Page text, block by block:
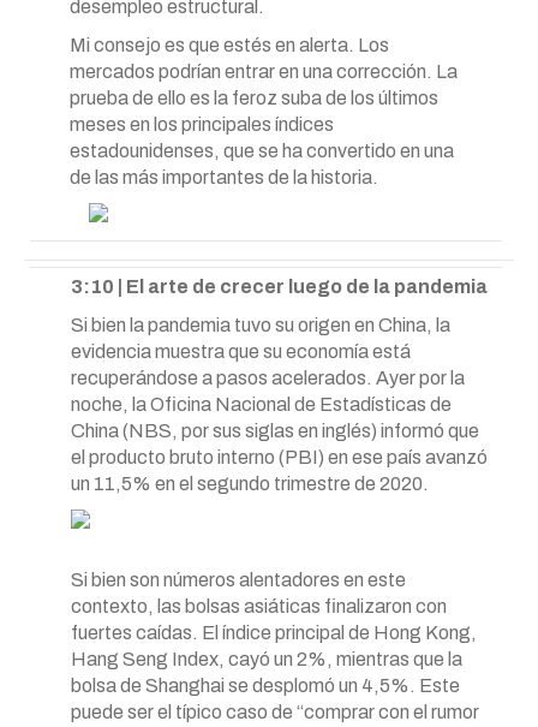
desempleo estructural.
Mi consejo es que estés en alerta. Los
mercados podrían entrar en una corrección. La
prueba de ello es la feroz suba de los últimos
meses en los principales índices
estadounidenses, que se ha convertido en una
de las más importantes de la historia.
3:10 | El arte de crecer luego de la pandemia
Si bien la pandemia tuvo su origen en China, la
evidencia muestra que su economía está
recuperándose a pasos acelerados. Ayer por la
noche, la Oficina Nacional de Estadísticas de
China (NBS, por sus siglas en inglés) informó que
el producto bruto interno (PBI) en ese país avanzó
un 11,5% en el segundo trimestre de 2020.
Si bien son números alentadores en este
contexto, las bolsas asiáticas finalizaron con
fuertes caídas. El índice principal de Hong Kong,
Hang Seng Index, cayó un 2%, mientras que la
bolsa de Shanghai se desplomó un 4,5%. Este
puede ser el típico caso de “comprar con el rumor